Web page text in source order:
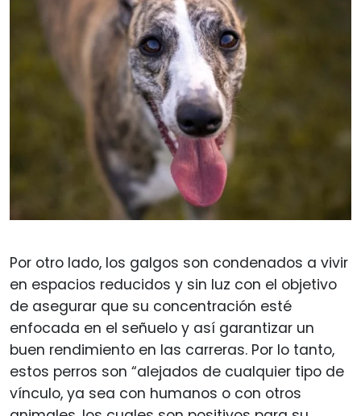
Por otro lado, los galgos son condenados a vivir
en espacios reducidos y sin luz con el objetivo
de asegurar que su concentración esté
enfocada en el señuelo y así garantizar un
buen rendimiento en las carreras. Por lo tanto,
estos perros son “alejados de cualquier tipo de
vínculo, ya sea con humanos o con otros